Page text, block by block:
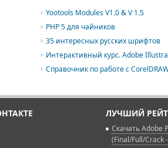
Yootools Modules V1.0 & V 1.5
РНР 5 для чайников
35 интересных русских шрифтов
Интерактивный курс. Adobe
Справочник по работе с
ЛУЧШИЙ
Скачать Adobe
(Final/Full/Crack